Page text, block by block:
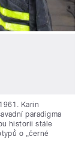
Karin
paradigma
historii stále
o „černé